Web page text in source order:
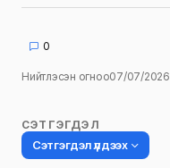
0
Нийтлэсэн огноо07/07/2026
СЭТГЭГДЭЛ
Сэтгэгдэл үлдээх